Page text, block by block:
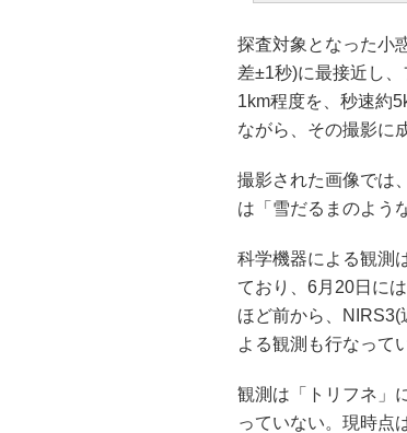
探査対象となった小
差±1秒)に最接近し
1km程度を、秒速約
ながら、その撮影に
撮影された画像では
は「雪だるまのよう
科学機器による観測
ており、6月20日に
ほど前から、NIRS3(
よる観測も行なって
観測は「トリフネ」
っていない。現時点